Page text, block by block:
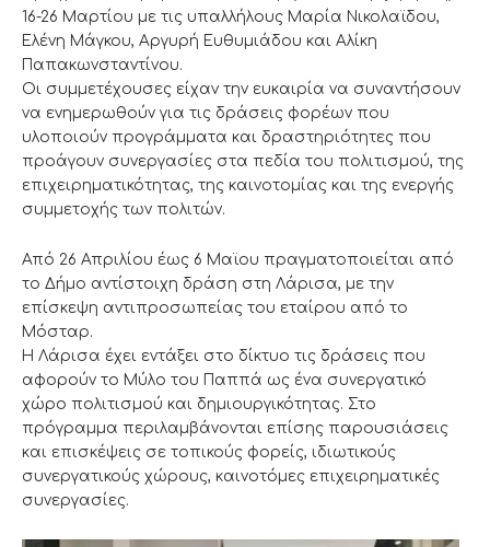
16-26 Μαρτίου με τις υπαλλήλους Μαρία Νικολαϊδου,
Ελένη Μάγκου, Αργυρή Ευθυμιάδου και Αλίκη
Παπακωνσταντίνου.
Οι συμμετέχουσες είχαν την ευκαιρία να συναντήσουν
να ενημερωθούν για τις δράσεις φορέων που
υλοποιούν προγράμματα και δραστηριότητες που
προάγουν συνεργασίες στα πεδία του πολιτισμού, της
επιχειρηματικότητας, της καινοτομίας και της ενεργής
συμμετοχής των πολιτών.
Από 26 Απριλίου έως 6 Μαϊου πραγματοποιείται από
το Δήμο αντίστοιχη δράση στη Λάρισα, με την
επίσκεψη αντιπροσωπείας του εταίρου από το
Μόσταρ.
Η Λάρισα έχει εντάξει στο δίκτυο τις δράσεις που
αφορούν το Μύλο του Παππά ως ένα συνεργατικό
χώρο πολιτισμού και δημιουργικότητας. Στο
πρόγραμμα περιλαμβάνονται επίσης παρουσιάσεις
και επισκέψεις σε τοπικούς φορείς, ιδιωτικούς
συνεργατικούς χώρους, καινοτόμες επιχειρηματικές
συνεργασίες.